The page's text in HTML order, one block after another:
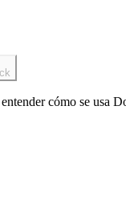
cómo se usa